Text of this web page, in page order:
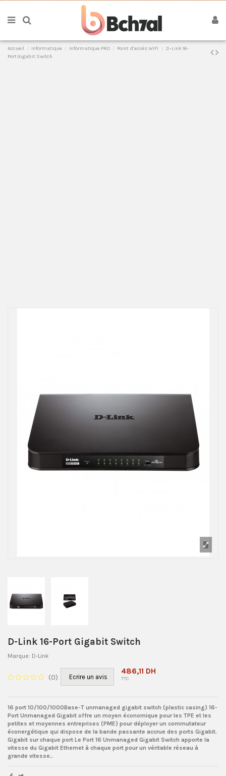
Accueil Informatique Informatique PRO Point d'accès WiFi
D-Link 16-
Port Gigabit Switch
D-Link 16-Port Gigabit Switch
Marque: D-Link
(0) Ecrire un avis
486,11 DH
TTC
16 port 10/100/1000Base-T unmanaged gigabit switch (plastic casing) 16-
Port Unmanaged Gigabit offre un moyen économique pour les TPE et les
petites et moyennes entreprises (PME) pour déployer un commutateur
éconergétique qui dispose de la bande passante accrue des ports Gigabit.
Gigabit sur ​​chaque port Le Port 16 Unmanaged Gigabit Switch apporte la
vitesse du Gigabit Ethernet à chaque port pour un véritable réseau à
grande vitesse..